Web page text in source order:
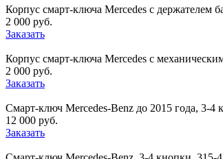
Корпус смарт-ключа Mercedes с держателем
2 000 руб.
Заказать
Корпус смарт-ключа Mercedes с
2 000 руб.
Заказать
Смарт-ключ Mercedes-Benz до 2015 года, 3-4
12 000 руб.
Заказать